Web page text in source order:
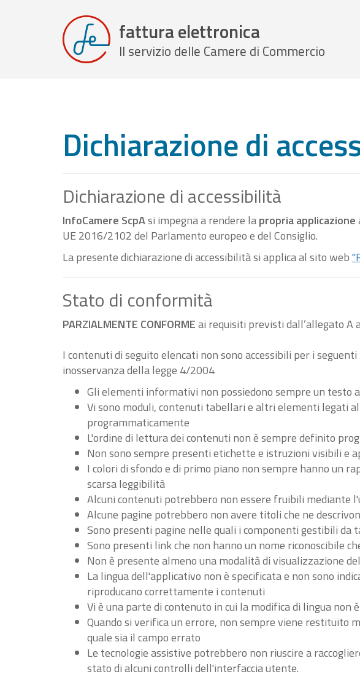
fattura elettronica
Il servizio delle Camere di Commercio
Dichiarazione di
Dichiarazione di accessibilità
InfoCamere ScpAsi impegna a rendere lapropria applicazione
UE 2016/2102 del Parlamento europeo e del Consiglio.
La presente dichiarazione di accessibilità si applica al sito web
Stato di conformità
PARZIALMENTE CONFORMEai requisiti previsti dall’allegato A
I contenuti di seguito elencati non sono accessibili per i
inosservanza della legge 4/2004
Gli elementi informativi non possiedono sempre un testo
Vi sono moduli, contenuti tabellari e altri elementi legati
programmaticamente
L'ordine di lettura dei contenuti non è sempre definito
Non sono sempre presenti etichette e istruzioni visibili e
I colori di sfondo e di primo piano non sempre hanno un
scarsa leggibilità
Alcuni contenuti potrebbero non essere fruibili mediante
Alcune pagine potrebbero non avere titoli che ne
Sono presenti pagine nelle quali i componenti gestibili da
Sono presenti link che non hanno un nome riconoscibile
Non è presente almeno una modalità di visualizzazione
La lingua dell'applicativo non è specificata e non sono
riproducano correttamente i contenuti
Vi è una parte di contenuto in cui la modifica di lingua
Quando si verifica un errore, non sempre viene restituito
quale sia il campo errato
Le tecnologie assistive potrebbero non riuscire a
stato di alcuni controlli dell'interfaccia utente.